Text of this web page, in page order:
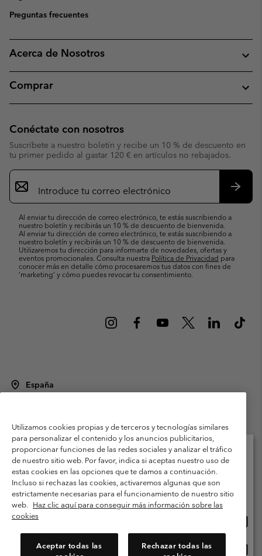
Preguntas frecuentes
Acerca de Nosotros
Comprar
Conéctate con nosotros
Suscríbete a nuestro boletín y recibe un 10 % de descuento en
tu primer pedido al gastar 120 € en artículos no rebajados.
Suscripción
de
correo
Al enviar tu dirección de correo electrónico, te estás suscribiendo a
nuestro boletín y recibirás un 10 % de descuento de bienvenida.
Al enviar tu dirección de correo electrónico, te estás suscribiendo a
nuestro boletín y recibirás un 10 % de descuento de bienvenida.
Utilizaremos tu dirección para informarte de novedades, ofertas y
eventos promocionales. Consulta nuestra Política de Privacidad para
conocer más en detalle cómo procesaremos tus datos con fines de
’marketing’ y cómo puedes revocar tu consentimiento.
España
Condiciones de uso
Terminos de Venta
Garantía
Política de Privacidad
Términos y condiciones del programa de miembros
Términos De Uso Del Contenido Generado Por Los Usuarios
Impressum
Cookies Public CBCR
Servicio al cliente: Lu. - Vi. de 9:00 a 13:00 y de 14:00 a 18:00
Utilizamos cookies propias y de terceros y tecnologías similares
para personalizar el contenido y los anuncios publicitarios,
proporcionar funciones de las redes sociales y analizar el tráfico
de nuestro sitio web. Por favor, indica si aceptas nuestro uso de
estas cookies en las opciones que te damos a continuación.
Incluso si rechazas las cookies, activaremos algunas que son
estrictamente necesarias para el funcionamiento de nuestro sitio
web. Haz clic aquí para conseguir más información sobre las
cookies
Aceptar todas las
Rechazar todas las
Selecciona tu país e idioma envío
Compras en línea disponibles
línea
España